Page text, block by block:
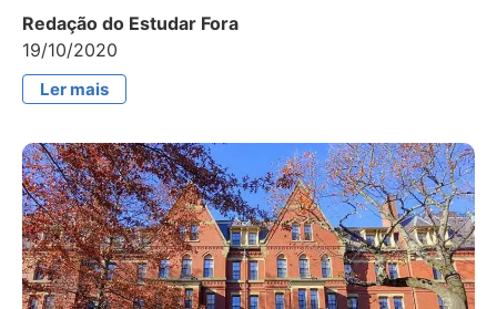
Redação do Estudar Fora
19/10/2020
Ler mais